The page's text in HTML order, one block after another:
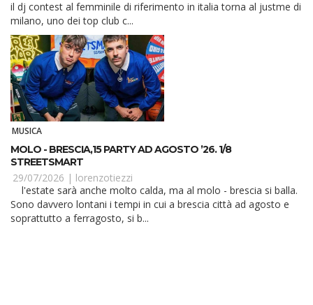
il dj contest al femminile di riferimento in italia torna al justme di
milano, uno dei top club c...
MUSICA
MOLO - BRESCIA,15 PARTY AD AGOSTO ’26. 1/8
STREETSMART
29/07/2026 | lorenzotiezzi
Sono davvero lontani i tempi in cui a brescia città ad agosto e
soprattutto a ferragosto, si b...